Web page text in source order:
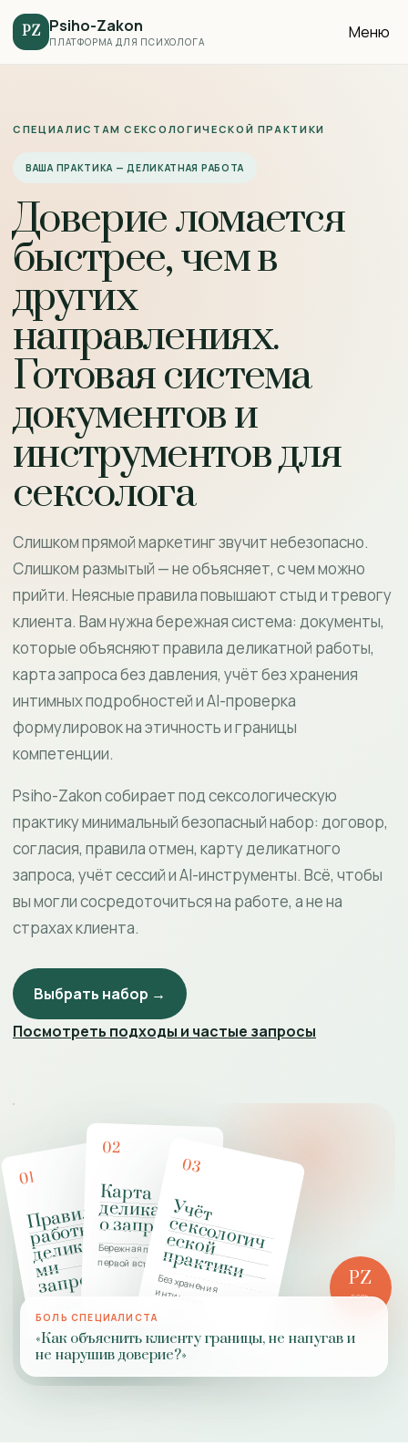
PZ Psiho-Zakon
ПЛАТФОРМА ДЛЯ ПСИХОЛОГА Меню
СПЕЦИАЛИСТАМ СЕКСОЛОГИЧЕСКОЙ ПРАКТИКИ
ВАША ПРАКТИКА — ДЕЛИКАТНАЯ РАБОТА
Доверие ломается
быстрее, чем в
других
направлениях.
Готовая система
документов и
инструментов для
сексолога
Слишком прямой маркетинг звучит небезопасно.
Слишком размытый — не объясняет, с чем можно
прийти. Неясные правила повышают стыд и тревогу
клиента. Вам нужна бережная система: документы,
которые объясняют правила деликатной работы,
карта запроса без давления, учёт без хранения
интимных подробностей и AI-проверка
формулировок на этичность и границы
компетенции.
Psiho-Zakon собирает под сексологическую
практику минимальный безопасный набор: договор,
согласия, правила отмен, карту деликатного
запроса, учёт сессий и AI-инструменты. Всё, чтобы
вы могли сосредоточиться на работе, а не на
страхах клиента.
Выбрать набор →
Посмотреть подходы и частые запросы
01
П
рав
и
ла
работ
ы с
де
л
икат
н
ы
м
и
за
п
роса
м
и
Конфиденциальность,
границы,
добровольность
02
Карта
деликатног
о запроса
Бережная подготовка к
первой встрече
03
У
ч
ё
т
с
е
к
с
о
л
о
ги
ч
е
с
к
о
й
п
р
а
к
т
и
к
и
Без хранения интимных
подробностей
PZ
РОЛЬ
БОЛЬ СПЕЦИАЛИСТА
«Как объяснить клиенту границы, не напугав и
не нарушив доверие?»